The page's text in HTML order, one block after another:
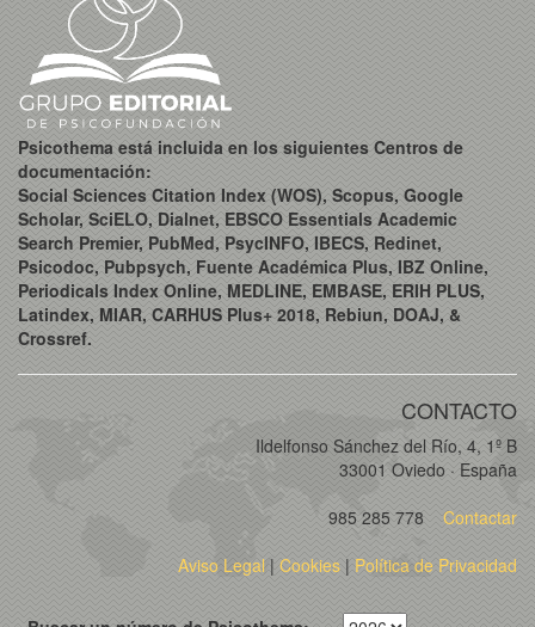
Psicothema está incluida en los siguientes Centros de
documentación:
Social Sciences Citation Index (WOS), Scopus, Google
Scholar, SciELO, Dialnet, EBSCO Essentials Academic
Search Premier, PubMed, PsycINFO, IBECS, Redinet,
Psicodoc, Pubpsych, Fuente Académica Plus, IBZ Online,
Periodicals Index Online, MEDLINE, EMBASE, ERIH PLUS,
Latindex, MIAR, CARHUS Plus+ 2018, Rebiun, DOAJ, &
Crossref.
CONTACTO
Ildelfonso Sánchez del Río, 4, 1º B
33001 Oviedo · España
985 285 778
Contactar
Aviso Legal| Cookies | Política de Privacidad